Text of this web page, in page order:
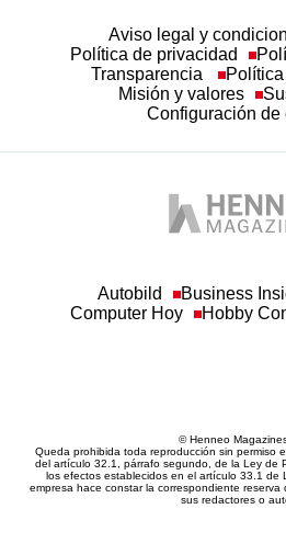
Aviso legal y
Política de privacidad
Transparencia
Misión y valores
Configuración de
Autobild
Business
Computer Hoy
Hobby
© Henneo
Queda prohibida toda reproducción sin permiso
del artículo 32.1, párrafo segundo, de la Ley de
los efectos establecidos en el artículo 33.1 de
empresa hace constar la correspondiente
sus redactores o